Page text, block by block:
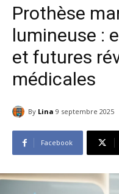
Prothèse
lumineuse :
et futures
médicales
By Lina 9 septembre 2025
Facebook